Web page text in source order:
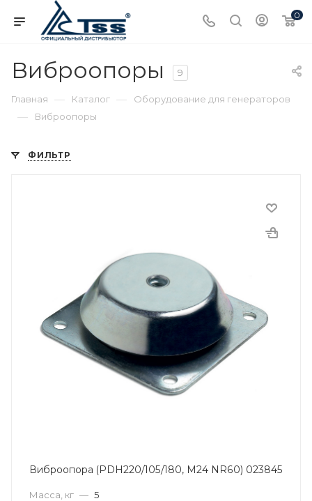
0
Виброопоры 9
Главная — Каталог — Оборудование для генераторов
— Виброопоры
ФИЛЬТР
Виброопора (PDH220/105/180, M24 NR60) 023845
Масса, кг — 5